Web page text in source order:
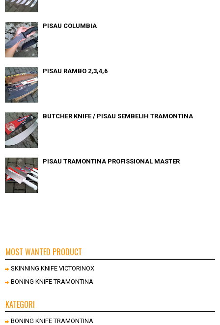
PISAU COLUMBIA
PISAU RAMBO 2,3,4,6
BUTCHER KNIFE / PISAU SEMBELIH TRAMONTINA
PISAU TRAMONTINA PROFISSIONAL MASTER
MOST WANTED PRODUCT
SKINNING KNIFE VICTORINOX
BONING KNIFE TRAMONTINA
KATEGORI
BONING KNIFE TRAMONTINA